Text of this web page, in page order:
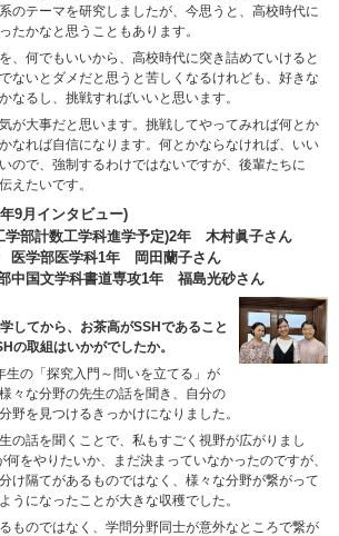
のテーマを研究しましたが、今思うと、高校時代に
たかなと思うこともあります。
、何でもいいから、高校時代に突き詰めていけると
ないとダメだと思うと苦しくなるけれども、好きな
なるし、挑戦すればいいと思います。
が大事だと思います。挑戦してやってみれば何とか
なれば自信になります。何とかならなければ、いい
ので、強制するわけではないですが、後輩たちに
えたいです。
9月インタビュー)
部計数工学科進学予定)2年 木村眞子さん
医学部医学科1年 岡田蘭子さん
中国文学科書道専攻1年 福島光砂さん
してから、お茶高がSSHであること
の取組はいかがでしたか。
生の「探究入門～問いを立てる」が
々な分野の先生の話を聞き、自分の
野を見つけるきっかけになりました。
の話を聞くことで、私もすごく視野が広がりまし
をやりたいか、まだ決まっていなかったのですが、
け隔てがあるものではなく、様々な分野が繋がって
うになったことが大きな収穫でした。
ものではなく、学問分野同士が意外なところで繋が